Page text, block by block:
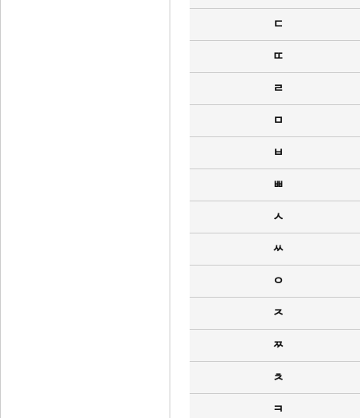
ㄷ
ㄸ
ㄹ
ㅁ
ㅂ
ㅃ
ㅅ
ㅆ
ㅇ
ㅈ
ㅉ
ㅊ
ㅋ